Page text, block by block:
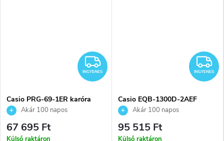
INGYENES
INGYENES
Casio PRG-69-1ER karóra
Akár 100 napos
visszaküldési lehetőség. Hivatalos
márkakereskedő.
67 695 Ft
Külső raktáron
INGYENES
Casio EQB-1300D-2AEF
karóraAkár 100 napos
visszaküldési lehetőség. Hivatalos
márkakereskedő.
95 515 Ft
Külső raktáron